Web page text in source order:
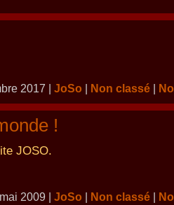
2017 | JoSo Non classé
!
JOSO.
2009 | JoSo Non classé